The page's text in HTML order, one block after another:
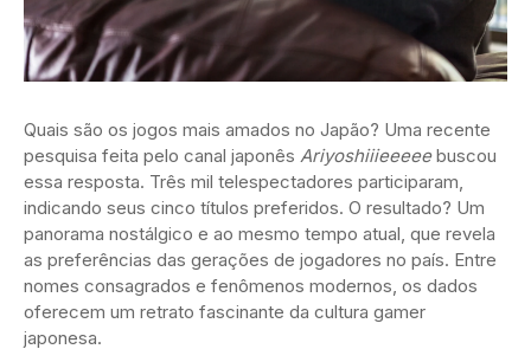
Quais são os jogos mais amados no Japão? Uma recente
pesquisa feita pelo canal japonês Ariyoshiiieeeeebuscou
essa resposta. Três mil telespectadores participaram,
indicando seus cinco títulos preferidos. O resultado? Um
panorama nostálgico e ao mesmo tempo atual, que revela
as preferências das gerações de jogadores no país. Entre
nomes consagrados e fenômenos modernos, os dados
oferecem um retrato fascinante da cultura gamer
japonesa.